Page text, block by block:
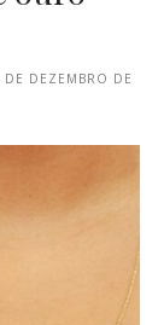
DE DEZEMBRO DE